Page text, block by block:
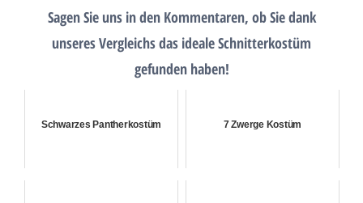
Sagen Sie uns in den Kommentaren, ob Sie dank
unseres Vergleichs das ideale Schnitterkostüm
gefunden haben!
Schwarzes Pantherkostüm 7 Zwerge Kostüm